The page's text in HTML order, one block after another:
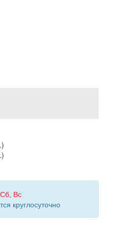
Сб, Вс
круглосуточно